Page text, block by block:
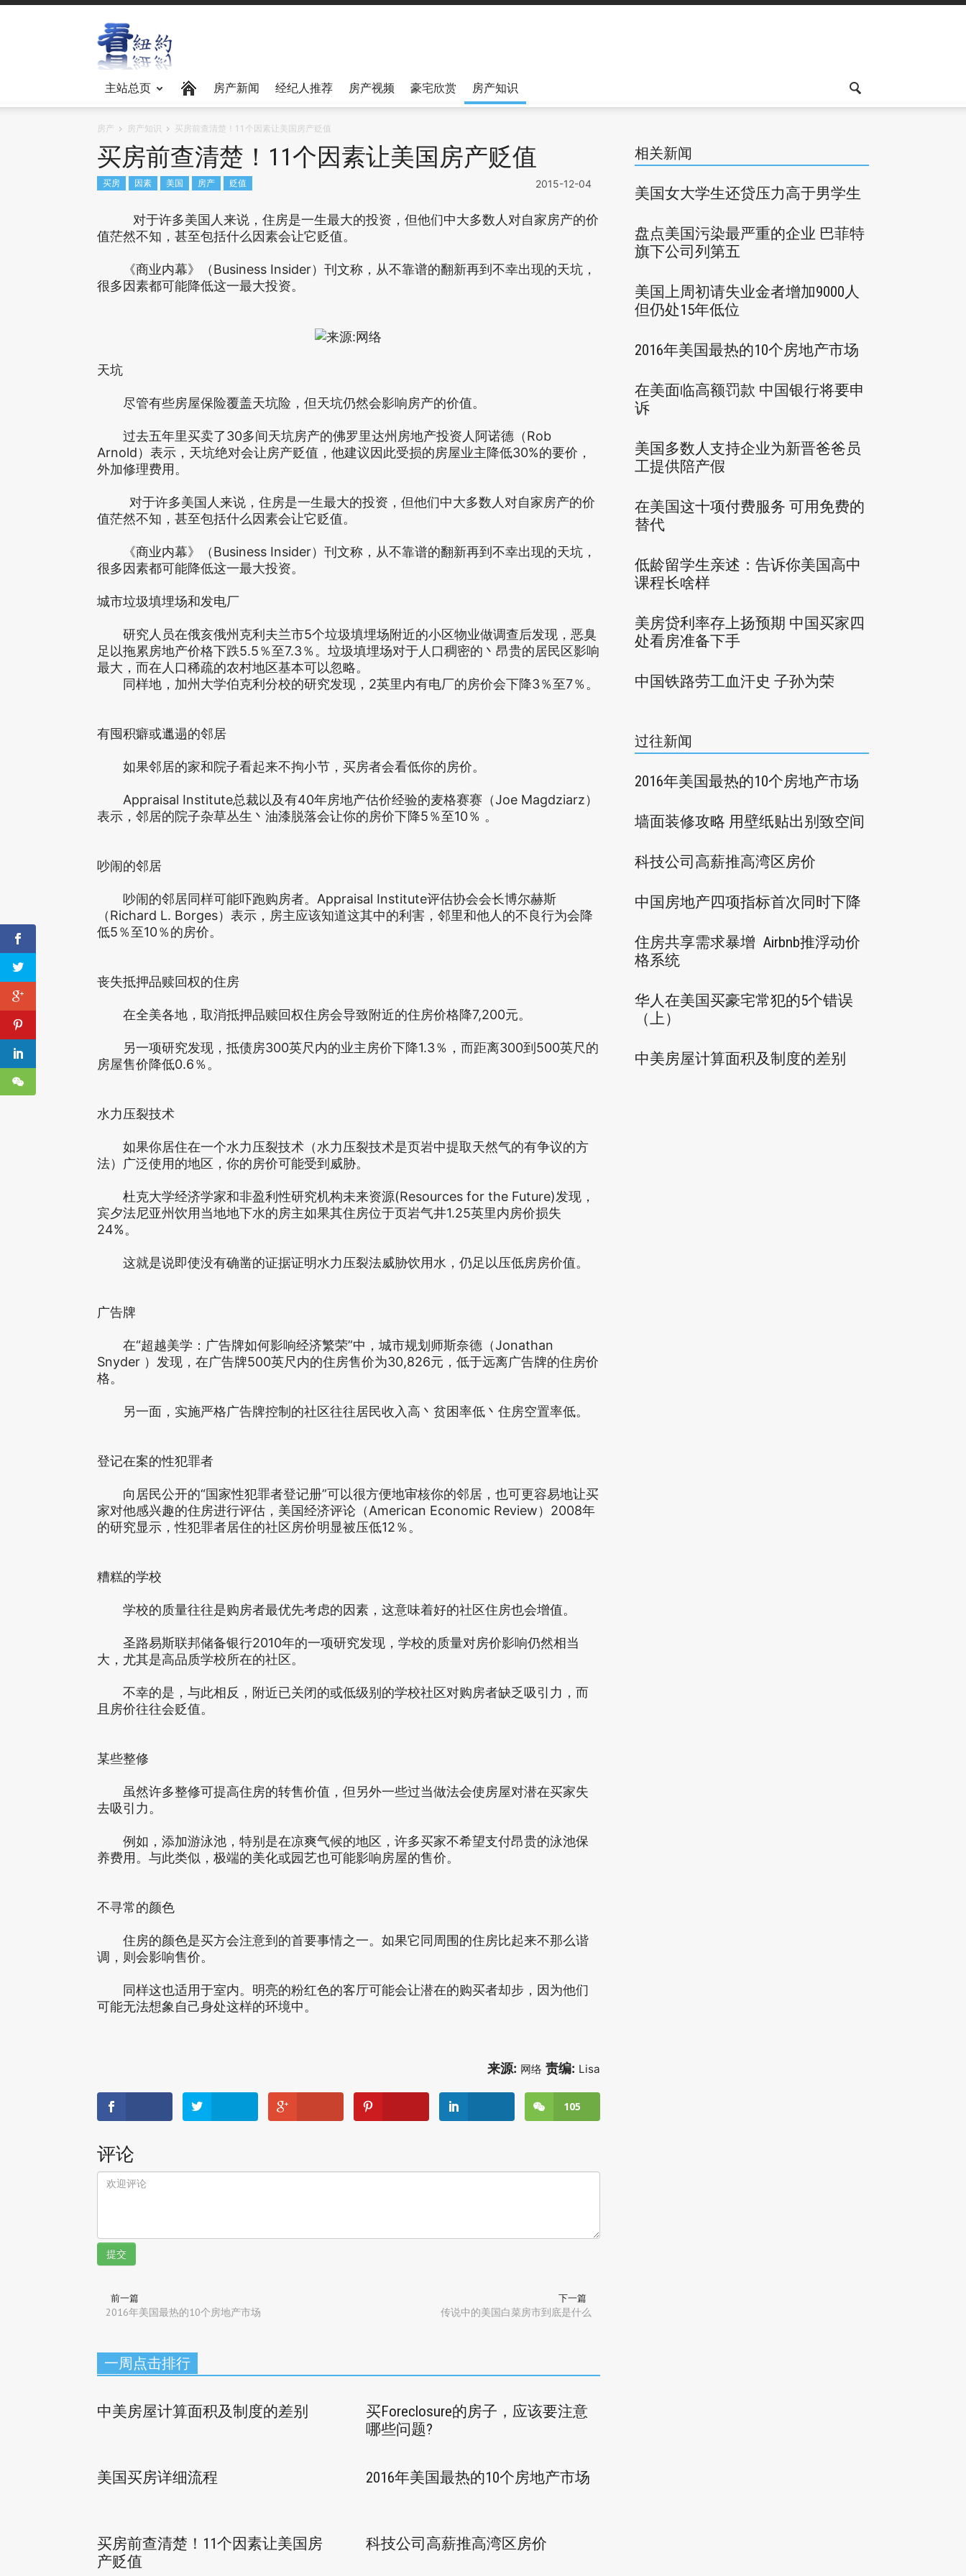
主站总页 房产新闻 经纪人推荐 房产视频 豪宅欣赏 房产知识
房产 房产知识 买房前查清楚！11个因素让美国房产贬值
买房前查清楚！11个因素让美国房产贬值
2015-12-04
买房 因素 美国 房产 贬值
对于许多美国人来说，住房是一生最大的投资，但他们中大多数人对自家房产的价
值茫然不知，甚至包括什么因素会让它贬值。
《商业内幕》（Business Insider）刊文称，从不靠谱的翻新再到不幸出现的天坑，
很多因素都可能降低这一最大投资。
天坑
尽管有些房屋保险覆盖天坑险，但天坑仍然会影响房产的价值。
过去五年里买卖了30多间天坑房产的佛罗里达州房地产投资人阿诺德（Rob
Arnold）表示，天坑绝对会让房产贬值，他建议因此受损的房屋业主降低30%的要价，
外加修理费用。
对于许多美国人来说，住房是一生最大的投资，但他们中大多数人对自家房产的价
值茫然不知，甚至包括什么因素会让它贬值。
《商业内幕》（Business Insider）刊文称，从不靠谱的翻新再到不幸出现的天坑，
很多因素都可能降低这一最大投资。
城市垃圾填埋场和发电厂
研究人员在俄亥俄州克利夫兰市5个垃圾填埋场附近的小区物业做调查后发现，恶臭
足以拖累房地产价格下跌5.5％至7.3％。垃圾填埋场对于人口稠密的丶昂贵的居民区影响
最大，而在人口稀疏的农村地区基本可以忽略。
同样地，加州大学伯克利分校的研究发现，2英里内有电厂的房价会下降3％至7％。
有囤积癖或邋遢的邻居
如果邻居的家和院子看起来不拘小节，买房者会看低你的房价。
Appraisal Institute总裁以及有40年房地产估价经验的麦格赛赛（Joe Magdziarz）
表示，邻居的院子杂草丛生丶油漆脱落会让你的房价下降5％至10％ 。
吵闹的邻居
吵闹的邻居同样可能吓跑购房者。Appraisal Institute评估协会会长博尔赫斯
（Richard L. Borges）表示，房主应该知道这其中的利害，邻里和他人的不良行为会降
低5％至10％的房价。
丧失抵押品赎回权的住房
在全美各地，取消抵押品赎回权住房会导致附近的住房价格降7,200元。
另一项研究发现，抵债房300英尺内的业主房价下降1.3％，而距离300到500英尺的
房屋售价降低0.6％。
水力压裂技术
如果你居住在一个水力压裂技术（水力压裂技术是页岩中提取天然气的有争议的方
法）广泛使用的地区，你的房价可能受到威胁。
杜克大学经济学家和非盈利性研究机构未来资源(Resources for the Future)发现，
宾夕法尼亚州饮用当地地下水的房主如果其住房位于页岩气井1.25英里内房价损失
24%。
这就是说即使没有确凿的证据证明水力压裂法威胁饮用水，仍足以压低房房价值。
广告牌
在“超越美学：广告牌如何影响经济繁荣”中，城市规划师斯奈德（Jonathan
Snyder ）发现，在广告牌500英尺内的住房售价为30,826元，低于远离广告牌的住房价
格。
另一面，实施严格广告牌控制的社区往往居民收入高丶贫困率低丶住房空置率低。
登记在案的性犯罪者
向居民公开的“国家性犯罪者登记册”可以很方便地审核你的邻居，也可更容易地让买
家对他感兴趣的住房进行评估，美国经济评论（American Economic Review）2008年
的研究显示，性犯罪者居住的社区房价明显被压低12％。
糟糕的学校
学校的质量往往是购房者最优先考虑的因素，这意味着好的社区住房也会增值。
圣路易斯联邦储备银行2010年的一项研究发现，学校的质量对房价影响仍然相当
大，尤其是高品质学校所在的社区。
不幸的是，与此相反，附近已关闭的或低级别的学校社区对购房者缺乏吸引力，而
且房价往往会贬值。
某些整修
虽然许多整修可提高住房的转售价值，但另外一些过当做法会使房屋对潜在买家失
去吸引力。
例如，添加游泳池，特别是在凉爽气候的地区，许多买家不希望支付昂贵的泳池保
养费用。与此类似，极端的美化或园艺也可能影响房屋的售价。
不寻常的颜色
住房的颜色是买方会注意到的首要事情之一。如果它同周围的住房比起来不那么谐
调，则会影响售价。
同样这也适用于室内。明亮的粉红色的客厅可能会让潜在的购买者却步，因为他们
可能无法想象自己身处这样的环境中。
来源: 网络 责编: Lisa
105
评论
提交
前一篇
2016年美国最热的10个房地产市场
下一篇
传说中的美国白菜房市到底是什么
一周点击排行
中美房屋计算面积及制度的差别
买Foreclosure的房子，应该要注意
哪些问题?
美国买房详细流程 2016年美国最热的10个房地产市场
买房前查清楚！11个因素让美国房
产贬值
科技公司高薪推高湾区房价
相关新闻
美国女大学生还贷压力高于男学生
盘点美国污染最严重的企业 巴菲特
旗下公司列第五
美国上周初请失业金者增加9000人
但仍处15年低位
2016年美国最热的10个房地产市场
在美面临高额罚款 中国银行将要申
诉
美国多数人支持企业为新晋爸爸员
工提供陪产假
在美国这十项付费服务 可用免费的
替代
低龄留学生亲述：告诉你美国高中
课程长啥样
美房贷利率存上扬预期 中国买家四
处看房准备下手
中国铁路劳工血汗史 子孙为荣
过往新闻
2016年美国最热的10个房地产市场
墙面装修攻略 用壁纸贴出别致空间
科技公司高薪推高湾区房价
中国房地产四项指标首次同时下降
住房共享需求暴增 Airbnb推浮动价
格系统
华人在美国买豪宅常犯的5个错误
（上）
中美房屋计算面积及制度的差别